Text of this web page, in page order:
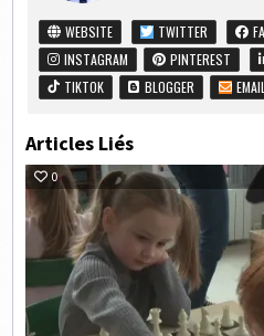
WEBSITE TWITTER
INSTAGRAM
PINTEREST
TIKTOK
BLOGGER
Articles Liés
0